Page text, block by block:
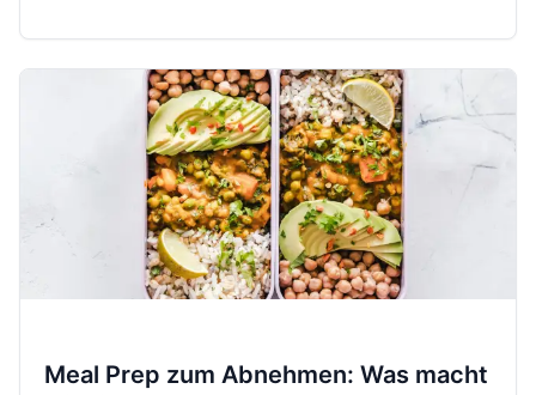
Meal Prep zum Abnehmen: Was macht